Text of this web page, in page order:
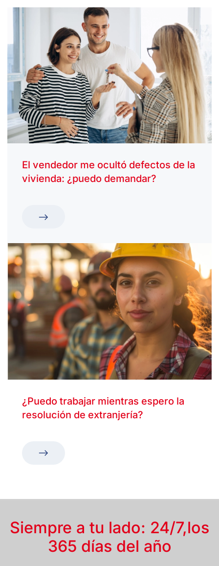
El vendedor me ocultó defectos de la
vivienda: ¿puedo demandar?
¿Puedo trabajar mientras espero la
resolución de extranjería?
Siempre a tu lado: 24/7,los
365 días del año